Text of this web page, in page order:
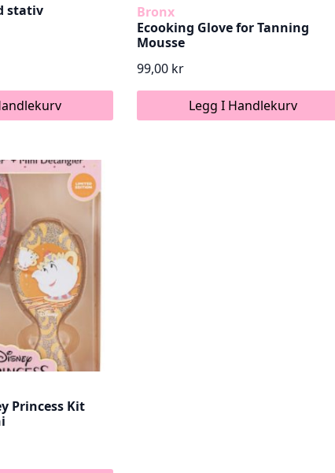
stativ
Bronx
Ecooking Glove for Tanning
Mousse
99,00 kr
Legg I Handlekurv
Princess Kit